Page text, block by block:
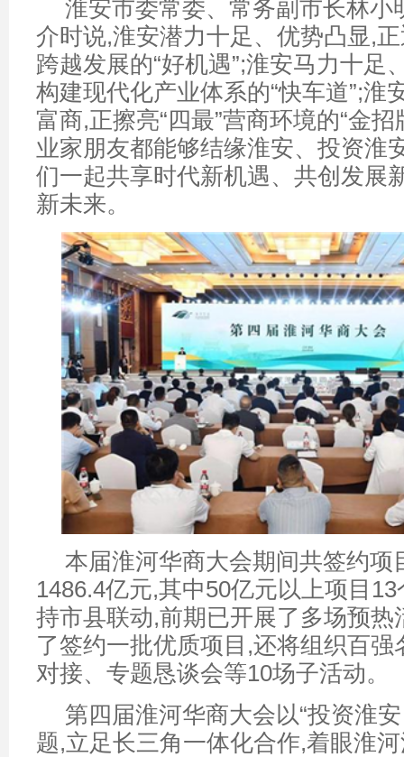
淮安市委常委、常务副市长林小
介时说,淮安潜力十足、优势凸显,
跨越发展的“好机遇”;淮安马力十足
构建现代化产业体系的“快车道”;淮
富商,正擦亮“四最”营商环境的“金
业家朋友都能够结缘淮安、投资淮
们一起共享时代新机遇、共创发展
新未来。
本届淮河华商大会期间共签约项
1486.4亿元,其中50亿元以上项目
持市县联动,前期已开展了多场预热
了签约一批优质项目,还将组织百强
对接、专题恳谈会等10场子活动。
第四届淮河华商大会以“投资淮
题,立足长三角一体化合作,着眼淮